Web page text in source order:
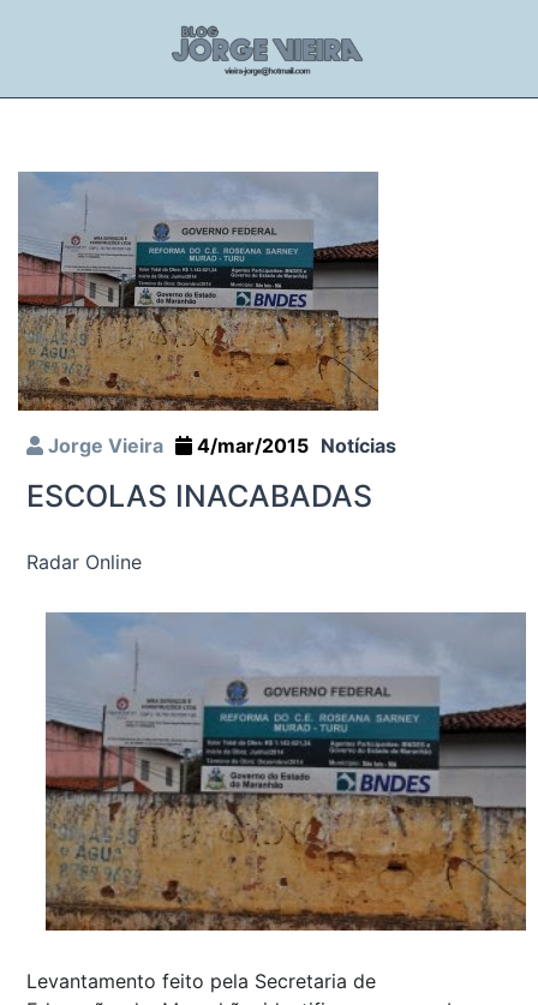
Jorge Vieira 4/mar/2015 Notícias
ESCOLAS INACABADAS
Radar Online
Levantamento feito pela Secretaria de